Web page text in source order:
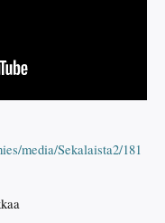
media/Sekalaista2/181